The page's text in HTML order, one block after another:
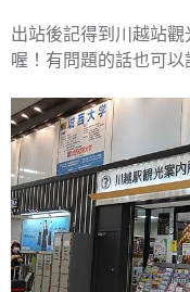
出站後記得到川越站
喔！有問題的話也可以